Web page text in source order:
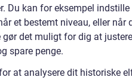
Du kan for eksempel indstille
et bestemt niveau, eller når
det muligt for dig at
spare penge.
at analysere dit historiske